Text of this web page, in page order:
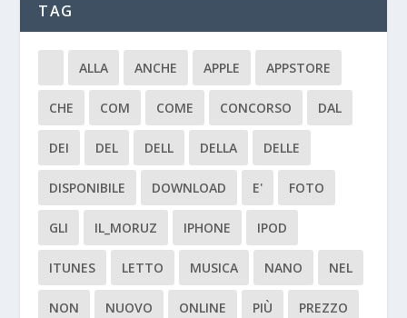
TAG
ALLA ANCHE APPLE APPSTORE
CHE COM COME CONCORSO DAL
DEI DEL DELL DELLA DELLE
DISPONIBILE DOWNLOAD E' FOTO
GLI IL_MORUZ IPHONE IPOD
ITUNES LETTO MUSICA NANO NEL
NON NUOVO ONLINE PIÙ PREZZO